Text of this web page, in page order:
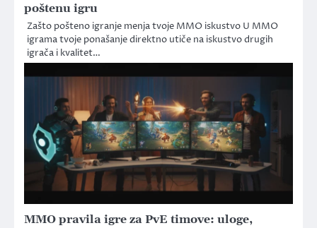
poštenu igru
Zašto pošteno igranje menja tvoje MMO iskustvo U MMO
igrama tvoje ponašanje direktno utiče na iskustvo drugih
igrača i kvalitet…
MMO pravila igre za PvE timove: uloge,